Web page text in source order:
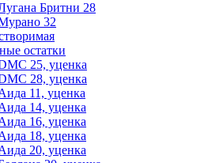
Бритни 28
32
остатки
25, уценка
28, уценка
11, уценка
14, уценка
16, уценка
18, уценка
20, уценка